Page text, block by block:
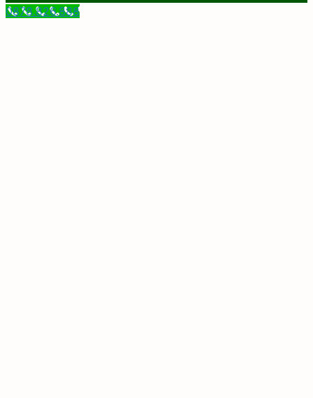
0878.826.888